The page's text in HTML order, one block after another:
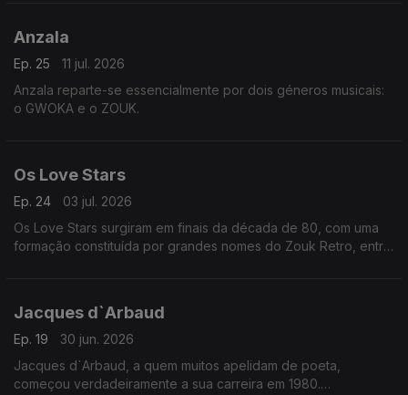
Anzala
Ep. 25
11 jul. 2026
Anzala reparte-se essencialmente por dois géneros musicais:
o GWOKA e o ZOUK.
Os Love Stars
Ep. 24
03 jul. 2026
Os Love Stars surgiram em finais da década de 80, com uma
formação constituída por grandes nomes do Zouk Retro, entre
sucesso “Limiè Caché”.
Jacques d`Arbaud
Ep. 19
30 jun. 2026
Jacques d`Arbaud, a quem muitos apelidam de poeta,
começou verdadeiramente a sua carreira em 1980.